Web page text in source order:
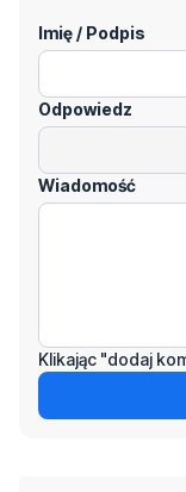
Odpowiedz
Wiadomość